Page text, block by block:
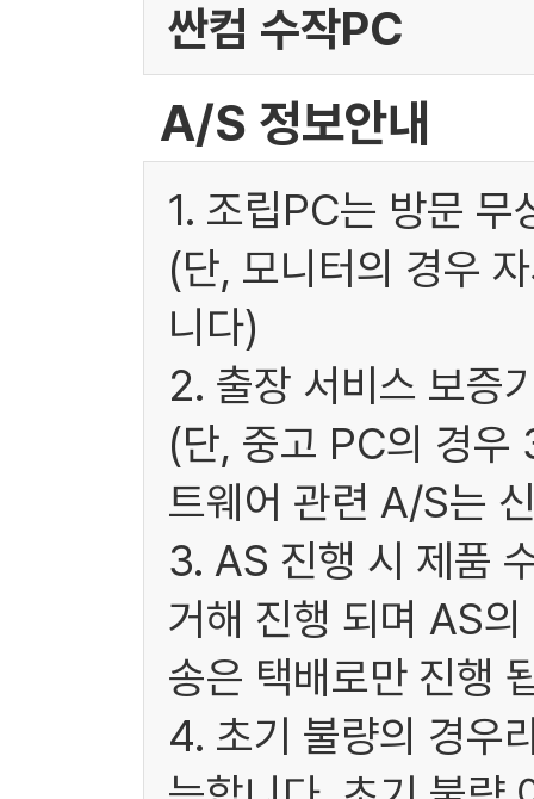
싼컴 수작PC
A/S 정보안내
1. 조립PC는 방문
(단, 모니터의 경우
니다)
2. 출장 서비스 보증
(단, 중고 PC의 경우
트웨어 관련 A/S는
3. AS 진행 시 제품
거해 진행 되며 AS
송은 택배로만 진행
4. 초기 불량의 경우